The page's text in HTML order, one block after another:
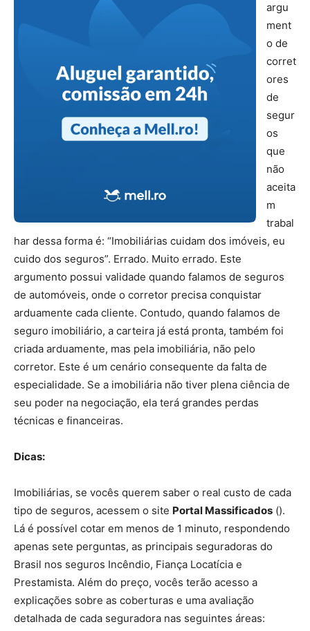
argu
ment
o de
corret
ores
de
segur
os
que
não
aceita
m
trabal
har dessa forma é: “Imobiliárias cuidam dos imóveis, eu
cuido dos seguros”. Errado. Muito errado. Este
argumento possui validade quando falamos de seguros
de automóveis, onde o corretor precisa conquistar
arduamente cada cliente. Contudo, quando falamos de
seguro imobiliário, a carteira já está pronta, também foi
criada arduamente, mas pela imobiliária, não pelo
corretor. Este é um cenário consequente da falta de
especialidade. Se a imobiliária não tiver plena ciência de
seu poder na negociação, ela terá grandes perdas
técnicas e financeiras.
Dicas:
Imobiliárias, se vocês querem saber o real custo de cada
tipo de seguros, acessem o site Portal Massificados ().
Lá é possível cotar em menos de 1 minuto, respondendo
apenas sete perguntas, as principais seguradoras do
Brasil nos seguros Incêndio, Fiança Locatícia e
Prestamista. Além do preço, vocês terão acesso a
explicações sobre as coberturas e uma avaliação
detalhada de cada seguradora nas seguintes áreas: